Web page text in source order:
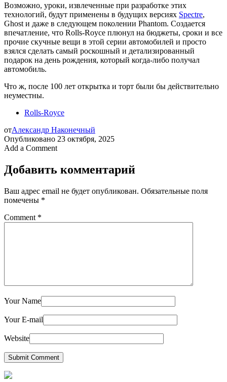
Возможно, уроки, извлеченные при разработке этих
технологий, будут применены в будущих версиях Spectre,
Ghost и даже в следующем поколении Phantom. Создается
впечатление, что Rolls-Royce плюнул на бюджеты, сроки и все
прочие скучные вещи в этой серии автомобилей и просто
взялся сделать самый роскошный и детализированный
подарок на день рождения, который когда-либо получал
автомобиль.
Что ж, после 100 лет открытка и торт были бы действительно
неуместны.
Rolls-Royce
отАлександр Наконечный
Опубликовано 23 октября, 2025
Add a Comment
Добавить комментарий
Ваш адрес email не будет опубликован. Обязательные поля
помечены *
Comment *
Your Name
Your E-mail
Website
Submit Comment